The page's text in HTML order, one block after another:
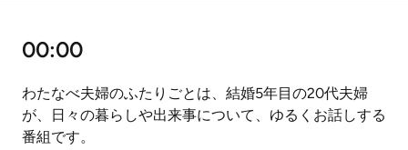
00:00
わたなべ夫婦のふたりごとは、結婚5年目の20代夫婦
が、日々の暮らしや出来事について、ゆるくお話しする
番組です。